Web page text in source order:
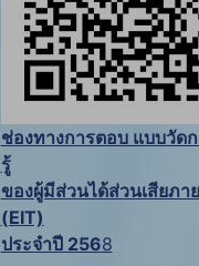
ช่องทางการตอบ แบบวัด
รู้
ของผู้มีส่วนได้ส่วนเสียภา
(EIT)
ประจำปี 2568